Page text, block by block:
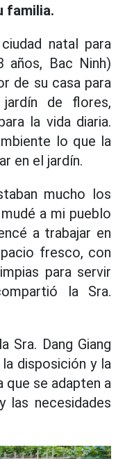
familia.
natal para
años, Bac Ninh)
de su casa para
de flores,
la vida diaria.
lo que la
en el jardín.
mucho los
a mi pueblo
a trabajar en
fresco, con
para servir
la Sra.
Sra. Dang Giang
disposición y la
se adapten a
las necesidades